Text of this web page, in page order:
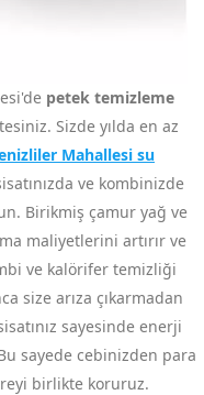
petek temizleme
Sizde yılda en az
Mahallesi su
ve kombinizde
Birikmiş çamur yağ ve
maliyetlerini artırır ve
ve kalörifer temizliği
size arıza çıkarmadan
sayesinde enerji
sayede cebinizden para
birlikte koruruz.